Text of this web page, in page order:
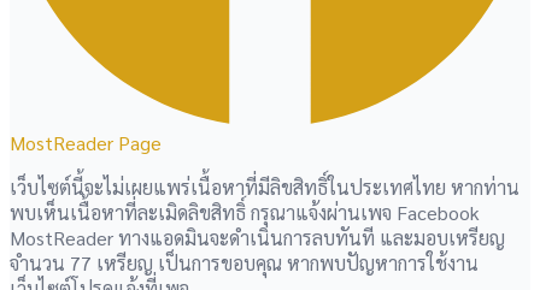
MostReader Page
เว็บไซต์นี้จะไม่เผยแพร่เนื้อหาที่มีลิขสิทธิ์ในประเทศไทย หากท่าน
พบเห็นเนื้อหาที่ละเมิดลิขสิทธิ์ กรุณาแจ้งผ่านเพจ Facebook
MostReader ทางแอดมินจะดำเนินการลบทันที และมอบเหรียญ
จำนวน 77 เหรียญ เป็นการขอบคุณ หากพบปัญหาการใช้งาน